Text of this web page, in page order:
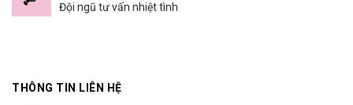
Đội ngũ tư vấn nhiệt tình
THÔNG TIN LIÊN HỆ